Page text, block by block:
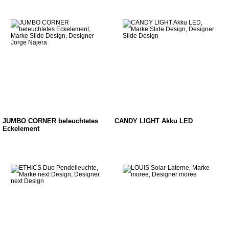
JUMBO CORNER beleuchtetes
Eckelement
CANDY LIGHT Akku LED